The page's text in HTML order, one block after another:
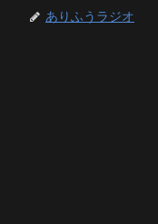
ありふうラジオ